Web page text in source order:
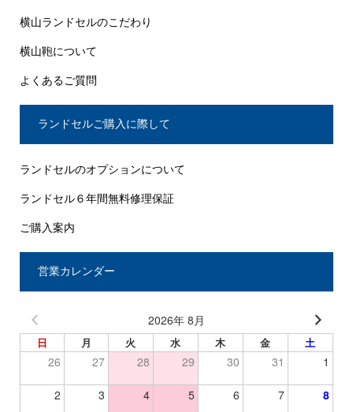
横山ランドセルのこだわり
横山鞄について
よくあるご質問
ランドセルご購入に際して
ランドセルのオプションについて
ランドセル６年間無料修理保証
ご購入案内
営業カレンダー
2026年 8月
日 月 火 水 木 金 土
26 27 28 29 30 31 1
2 3 4 5 6 7 8